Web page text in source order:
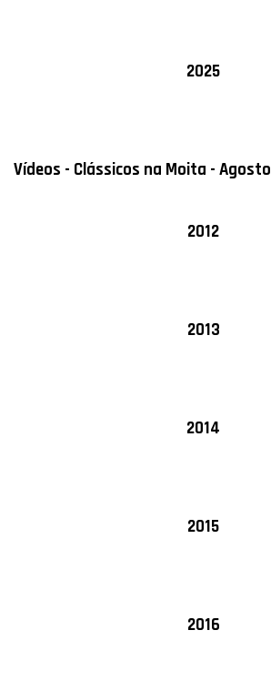
2025
Vídeos - Clássicos na Moita - Agosto
2012
2013
2014
2015
2016